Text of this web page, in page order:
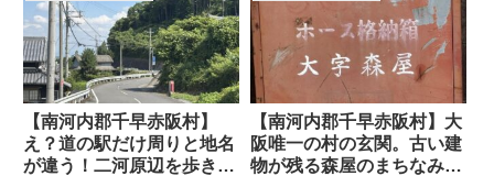
【南河内郡千早赤阪村】
え？道の駅だけ周りと地名
が違う！二河原辺を歩きな
【南河内郡千早赤阪村】大
阪唯一の村の玄関。古い建
物が残る森屋のまちなみを